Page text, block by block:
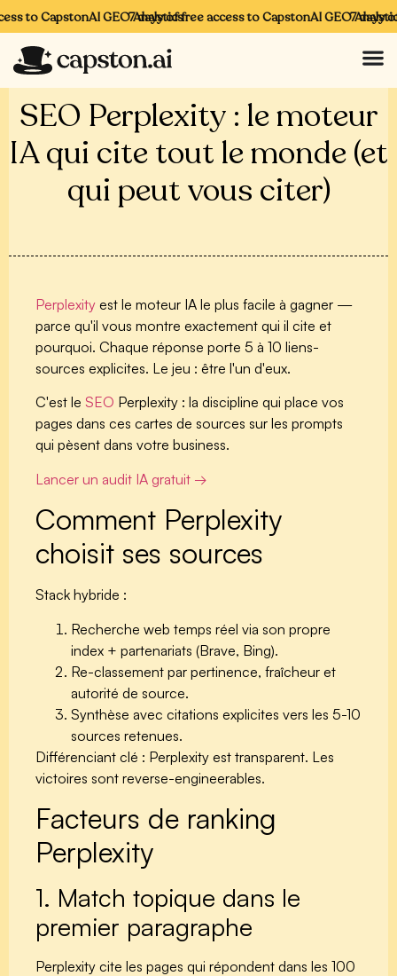
to CapstonAI GEO Analytics7 days of free access to CapstonAI GEO Analytics
7 days of
SEO Perplexity : le moteur
IA qui cite tout le monde (et
qui peut vous citer)
Perplexity est le moteur IA le plus facile à gagner —
parce qu'il vous montre exactement qui il cite et
pourquoi. Chaque réponse porte 5 à 10 liens-
sources explicites. Le jeu : être l'un d'eux.
C'est le SEO Perplexity : la discipline qui place vos
pages dans ces cartes de sources sur les prompts
qui pèsent dans votre business.
Lancer un audit IA gratuit →
Comment Perplexity
choisit ses sources
Stack hybride :
Recherche web temps réel via son propre
index + partenariats (Brave, Bing).
Re-classement par pertinence, fraîcheur et
autorité de source.
Synthèse avec citations explicites vers les 5-10
sources retenues.
Différenciant clé : Perplexity est transparent. Les
victoires sont reverse-engineerables.
Facteurs de ranking
Perplexity
1. Match topique dans le
premier paragraphe
Perplexity cite les pages qui répondent dans les 100